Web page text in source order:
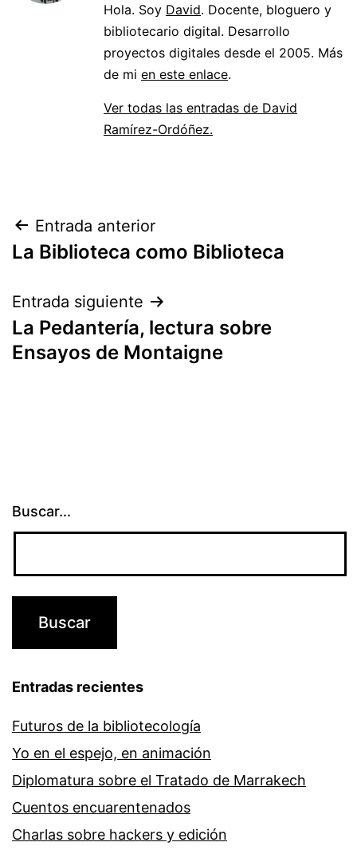
Hola. Soy David. Docente, bloguero y
bibliotecario digital. Desarrollo
proyectos digitales desde el 2005. Más
de mi en este enlace.
Ver todas las entradas de David
Ramírez-Ordóñez.
Navegación
de
entradas
Entrada anterior
La Biblioteca como Biblioteca
Entrada siguiente
La Pedantería, lectura sobre
Ensayos de Montaigne
Buscar...
Entradas recientes
Futuros de la bibliotecología
Yo en el espejo, en animación
Diplomatura sobre el Tratado de Marrakech
Cuentos encuarentenados
Charlas sobre hackers y edición